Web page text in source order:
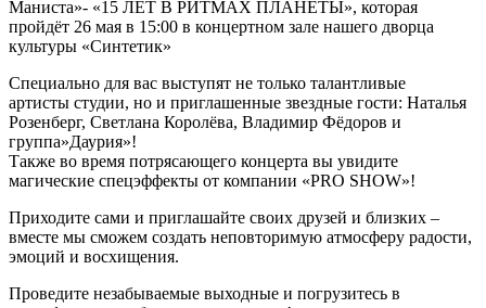
Маниста»- «15 ЛЕТ В РИТМАХ ПЛАНЕТЫ», которая
пройдёт 26 мая в 15:00 в концертном зале нашего дворца
культуры «Синтетик»
Специально для вас выступят не только талантливые
артисты студии, но и приглашенные звездные гости: Наталья
Розенберг, Светлана Королёва, Владимир Фёдоров и
группа»Даурия»!
Также во время потрясающего концерта вы увидите
магические спецэффекты от компании «PRO SHOW»!
Приходите сами и приглашайте своих друзей и близких –
вместе мы сможем создать неповторимую атмосферу радости,
эмоций и восхищения.
Проведите незабываемые выходные и погрузитесь в